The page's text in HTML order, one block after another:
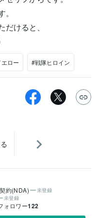
けると、
ロー #戦隊ヒロイン
約(NDA) 未登録
未登録
ォロワー122